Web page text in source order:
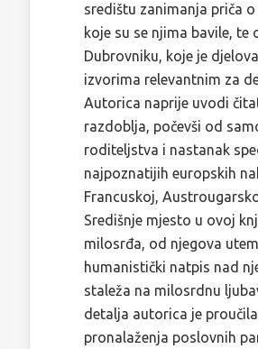
središtu zanimanja priča
koje su se njima bavile,
Dubrovniku, koje je
izvorima relevantnim za
Autorica naprije uvodi
razdoblja, počevši od
roditeljstva i nastanak
najpoznatijih europskih
Francuskoj,
Središnje mjesto u ovoj
milosrđa, od njegova
humanistički natpis nad
staleža na milosrdnu
detalja autorica je
pronalaženja poslovnih